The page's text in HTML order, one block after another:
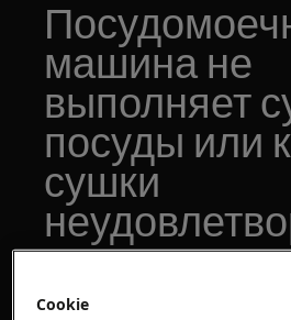
машина не
выполняет
посуды или
сушки
Cookie